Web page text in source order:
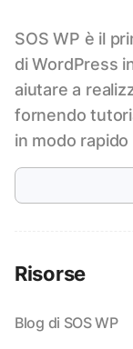
SOS WP è il
di WordPress
aiutare a
fornendo
in modo
Risorse
Blog di SOS WP